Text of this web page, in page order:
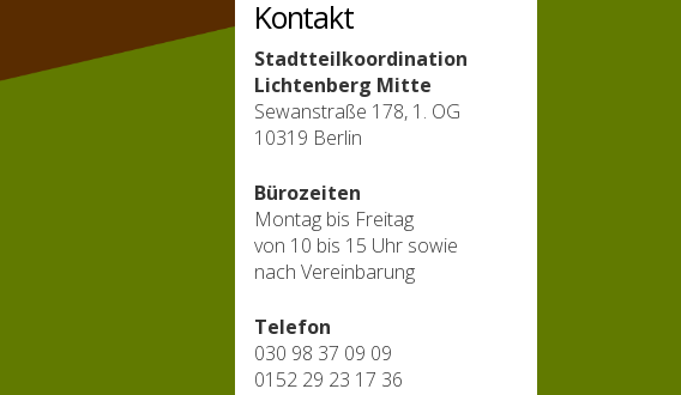
Kontakt
Stadtteilkoordination
Lichtenberg Mitte
Sewanstraße 178, 1. OG
10319 Berlin
Bürozeiten
Montag bis Freitag
von 10 bis 15 Uhr sowie
nach Vereinbarung
Telefon
030 98 37 09 09
0152 29 23 17 36